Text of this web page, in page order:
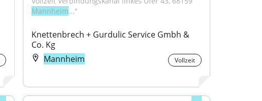
Mannheim..."
Knettenbrech + Gurdulic Service Gmbh &
Co. Kg
Mannheim
Vollzeit